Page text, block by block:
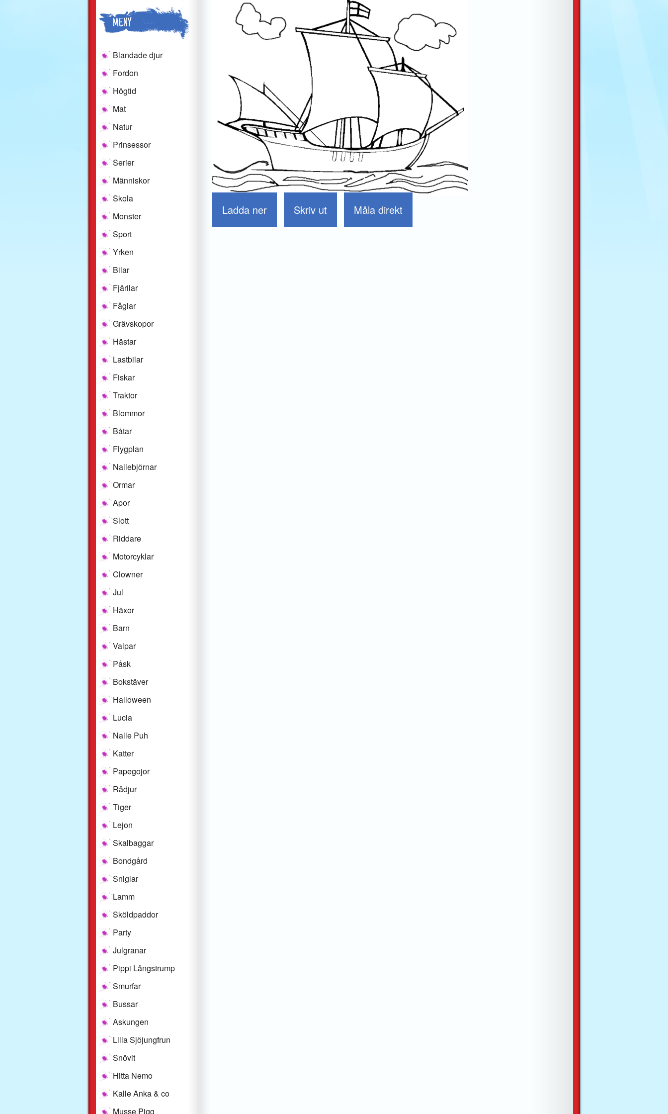
MENY
Blandade djur
Fordon
Högtid
Mat
Natur
Prinsessor
Serier
Människor
Skola
Monster
Sport
Yrken
Bilar
Fjärilar
Fåglar
Grävskopor
Hästar
Lastbilar
Fiskar
Traktor
Blommor
Båtar
Flygplan
Nallebjörnar
Ormar
Apor
Slott
Riddare
Motorcyklar
Clowner
Jul
Häxor
Barn
Valpar
Påsk
Bokstäver
Halloween
Lucia
Nalle Puh
Katter
Papegojor
Rådjur
Tiger
Lejon
Skalbaggar
Bondgård
Sniglar
Lamm
Sköldpaddor
Party
Julgranar
Pippi Långstrump
Smurfar
Bussar
Askungen
Lilla Sjöjungfrun
Snövit
Hitta Nemo
Kalle Anka & co
Musse Pigg
Ladda ner Skriv ut Måla direkt